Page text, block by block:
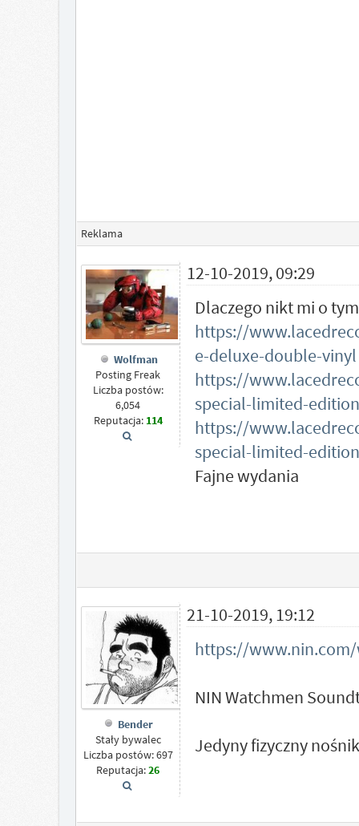
Reklama
Wolfman
Posting Freak
Liczba postów:
6,054
Reputacja: 114
12-10-2019, 09:29
Dlaczego nikt mi o
https://
e-deluxe-double-vinyl
https://
special-limited-
https://
special-limited-
Fajne wydania
Bender
Stały bywalec
Liczba postów: 697
Reputacja:26
21-10-2019, 19:12
https://
NIN Watchmen
Jedyny fizyczny